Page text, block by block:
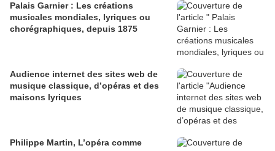
Palais Garnier : Les créations
musicales mondiales, lyriques ou
chorégraphiques, depuis 1875
Audience internet des sites web de
musique classique, d’opéras et des
maisons lyriques
Philippe Martin, L’opéra comme